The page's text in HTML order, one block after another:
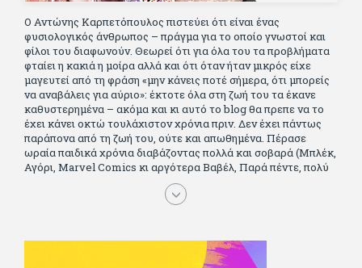
Ο Αντώνης Καρπετόπουλος πιστεύει ότι είναι ένας
φυσιολογικός άνθρωπος – πράγμα για το οποίο γνωστοί και
φίλοι του διαφωνούν. Θεωρεί ότι για όλα του τα προβλήματα
φταίει η κακιά η μοίρα αλλά και ότι όταν ήταν μικρός είχε
μαγευτεί από τη φράση «μην κάνεις ποτέ σήμερα, ότι μπορείς
να αναβάλεις για αύριο»: έκτοτε όλα στη ζωή του τα έκανε
καθυστερημένα – ακόμα και κι αυτό το blog θα πρεπε να το
έχει κάνει οκτώ τουλάχιστον χρόνια πριν. Δεν έχει πάντως
παράπονα από τη ζωή του, ούτε και απωθημένα. Πέρασε
ωραία παιδικά χρόνια διαβάζοντας πολλά και σοβαρά (Μπλέκ,
Αγόρι, Μarvel Comics κι αργότερα Βαβέλ, Παρά πέντε, πολύ
Αλέξανδρο Δουμά και αρκετό Ιούλιο Βέρν πριν τον κερδίσουν
τα αστυνομικά), απέκτησε τους σωστούς φίλους κυρίως γιατί
ταινίες κι έγραφε και στο περιοδικό Σινεμά, είχε κάποιες
αισθηματικές περιπέτειες που σκόρπισαν γέλιο στους φίλους